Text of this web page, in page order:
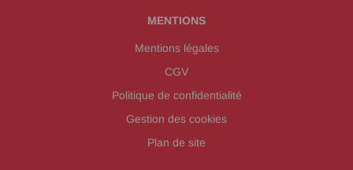
MENTIONS
Mentions légales
CGV
Politique de confidentialité
Gestion des cookies
Plan de site